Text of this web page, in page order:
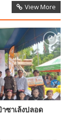
View More
ซาเล้งปลอด